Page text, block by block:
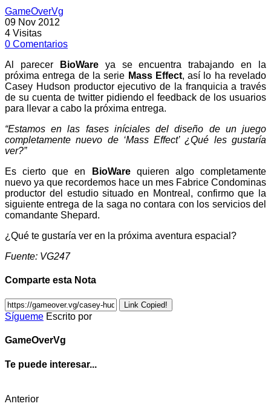
GameOverVg
09 Nov 2012
4 Visitas
0 Comentarios
Al parecer
BioWareya se encuentra trabajando en la
próxima entrega de la serie Mass Effect, así lo ha revelado
Casey Hudson productor ejecutivo de la franquicia a través
de su cuenta de twitter pidiendo el feedback de los usuarios
para llevar a cabo la próxima entrega.
“Estamos en las fases iníciales del diseño de un juego
completamente nuevo de ‘Mass Effect’ ¿Qué les gustaría
ver?”
Es cierto que en
BioWarequieren algo completamente
nuevo ya que recordemos hace un mes Fabrice Condominas
productor del estudio situado en Montreal, confirmo que la
siguiente entrega de la saga no contara con los servicios del
comandante Shepard.
¿Qué te gustaría ver en la próxima aventura espacial?
Fuente: VG247
Comparte esta Nota
Link Copied!
Sígueme Escrito por
GameOverVg
Te puede interesar...
Anterior